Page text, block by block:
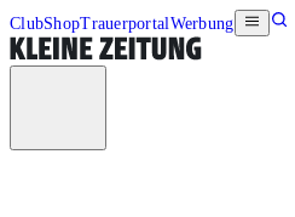
ClubShopTrauerportalWerbung